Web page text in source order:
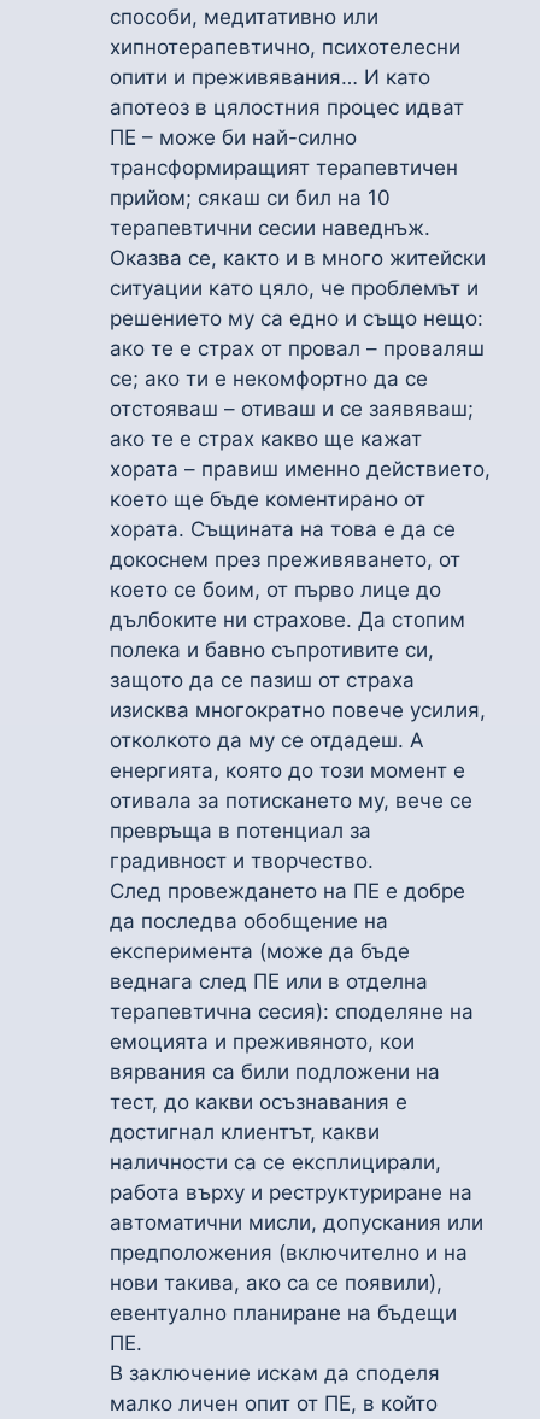
способи, медитативно или
хипнотерапевтично, психотелесни
опити и преживявания… И като
апотеоз в цялостния процес идват
ПЕ – може би най-силно
трансформиращият терапевтичен
прийом; сякаш си бил на 10
терапевтични сесии наведнъж.
Оказва се, както и в много житейски
ситуации като цяло, че проблемът и
решението му са едно и също нещо:
ако те е страх от провал – проваляш
се; ако ти е некомфортно да се
отстояваш – отиваш и се заявяваш;
ако те е страх какво ще кажат
хората – правиш именно действието,
което ще бъде коментирано от
хората. Същината на това е да се
докоснем през преживяването, от
което се боим, от първо лице до
дълбоките ни страхове. Да стопим
полека и бавно съпротивите си,
защото да се пазиш от страха
изисква многократно повече усилия,
отколкото да му се отдадеш. А
енергията, която до този момент е
отивала за потискането му, вече се
превръща в потенциал за
градивност и творчество.
След провеждането на ПЕ е добре
да последва обобщение на
експеримента (може да бъде
веднага след ПЕ или в отделна
терапевтична сесия): споделяне на
емоцията и преживяното, кои
вярвания са били подложени на
тест, до какви осъзнавания е
достигнал клиентът, какви
наличности са се експлицирали,
работа върху и реструктуриране на
автоматични мисли, допускания или
предположения (включително и на
нови такива, ако са се появили),
евентуално планиране на бъдещи
ПЕ.
В заключение искам да споделя
малко личен опит от ПЕ, в който